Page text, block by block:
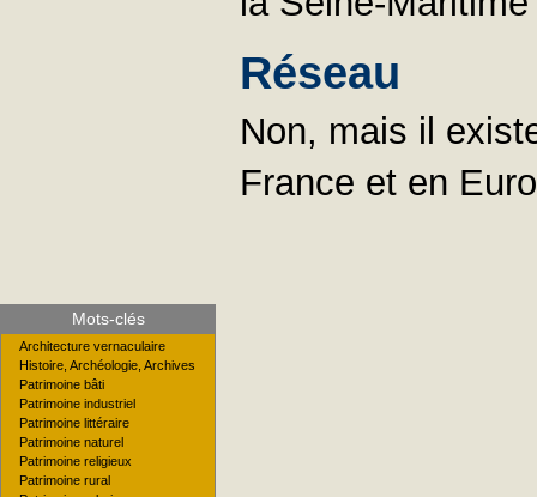
Réseau
Non, mais il
France et en
Mots-clés
Architecture vernaculaire
Histoire, Archéologie, Archives
Patrimoine bâti
Patrimoine industriel
Patrimoine littéraire
Patrimoine naturel
Patrimoine religieux
Patrimoine rural